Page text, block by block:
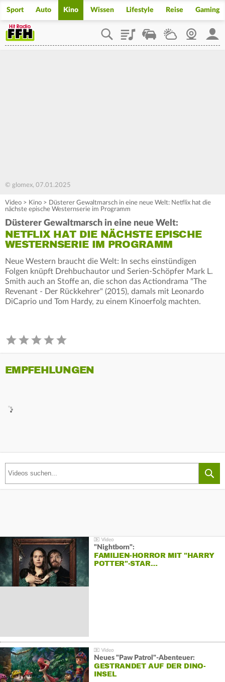
Sport Auto Kino Wissen Lifestyle Reise Gaming
PlaylistStaupilotWetterWebcam
© glomex, 07.01.2025
Video > Kino > Düsterer Gewaltmarsch in eine neue Welt: Netflix hat die
nächste epische Westernserie im Programm
Düsterer Gewaltmarsch in eine neue Welt:
NETFLIX HAT DIE NÄCHSTE EPISCHE
WESTERNSERIE IM PROGRAMM
Neue Western braucht die Welt: In sechs einstündigen
Folgen knüpft Drehbuchautor und Serien-Schöpfer Mark L.
Smith auch an Stoffe an, die schon das Actiondrama "The
Revenant - Der Rückkehrer" (2015), damals mit Leonardo
DiCaprio und Tom Hardy, zu einem Kinoerfolg machten.
EMPFEHLUNGEN
"Nightborn":
FAMILIEN-HORROR MIT "HARRY
POTTER"-STAR…
Neues "Paw Patrol"-Abenteuer:
GESTRANDET AUF DER DINO-
INSEL